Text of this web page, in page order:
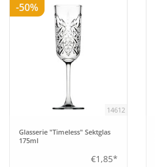
-50%
14612
Glasserie "Timeless" Sektglas
175ml
€1,85*